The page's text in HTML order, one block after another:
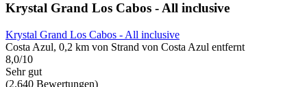
Krystal Grand Los Cabos - All inclusive
Krystal Grand Los Cabos - All inclusive
Costa Azul, 0,2 km von Strand von Costa Azul entfernt
8,0/10
Sehr gut
(2.640 Bewertungen)